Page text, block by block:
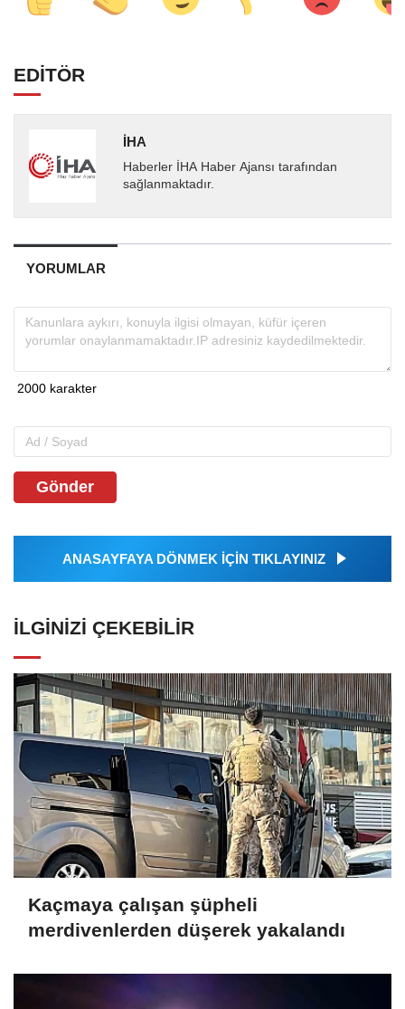
EDİTÖR
İHA
Haberler İHA Haber Ajansı tarafından
sağlanmaktadır.
YORUMLAR
Gönder
ANASAYFAYA DÖNMEK İÇİN TIKLAYINIZ
İLGINIZI ÇEKEBILIR
Kaçmaya çalışan şüpheli
merdivenlerden düşerek yakalandı